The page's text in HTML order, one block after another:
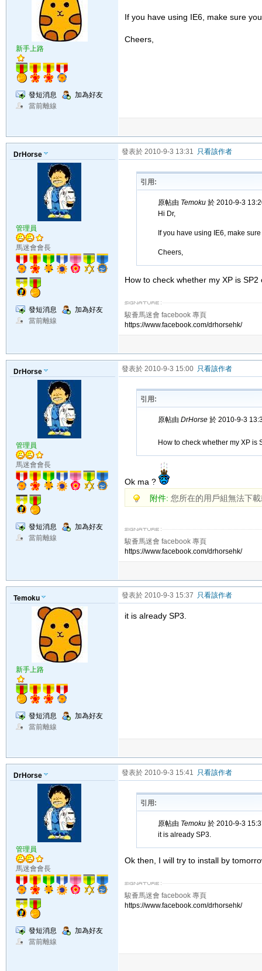
新手上路
發短消息
加為好友
當前離線
If you have using IE6, make sure
Cheers,
DrHorse
管理員
馬迷會會長
發短消息
加為好友
當前離線
發表於 2010-9-3 13:31 只看該作者
引用:
原帖由 Temoku於 2010-9-3
Hi Dr,
If you have using IE6, make
Cheers,
How to check whether my XP is
駿薈馬迷會 facebook 專頁
https://www.facebook.com/drhorsehk/
DrHorse
管理員
馬迷會會長
發短消息
加為好友
當前離線
發表於 2010-9-3 15:00 只看該作者
引用:
原帖由 DrHorse於 2010-9-3
How to check whether my XP is
Ok ma ?
附件: 您所在的用戶組無法下
駿薈馬迷會 facebook 專頁
https://www.facebook.com/drhorsehk/
Temoku
新手上路
發短消息
加為好友
當前離線
發表於 2010-9-3 15:37 只看該作者
it is already SP3.
DrHorse
管理員
馬迷會會長
發短消息
加為好友
當前離線
發表於 2010-9-3 15:41 只看該作者
引用:
原帖由 Temoku於 2010-9-3
it is already SP3.
Ok then, I will try to install by
駿薈馬迷會 facebook 專頁
https://www.facebook.com/drhorsehk/